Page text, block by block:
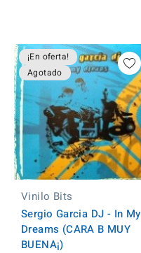
¡En oferta!
Agotado
Vinilo Bits
Sergio Garcia DJ - In My
Dreams (CARA B MUY
BUENA¡)